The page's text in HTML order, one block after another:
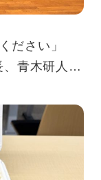
ださい」
、青木研人氏